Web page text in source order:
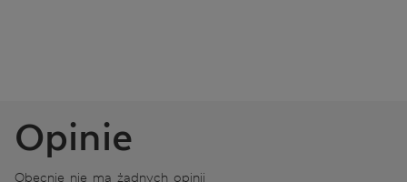
Opinie
Obecnie nie ma żadnych opinii